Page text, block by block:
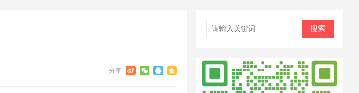
搜索